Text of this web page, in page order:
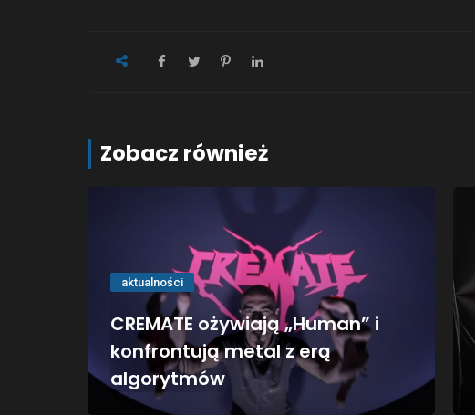
Zobacz również
aktualności
CREMATE ożywiają „Human” i
konfrontują metal z erą
algorytmów